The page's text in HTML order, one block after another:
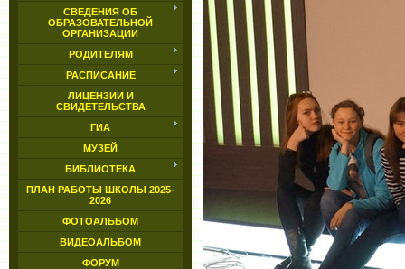
СВЕДЕНИЯ ОБ
ОБРАЗОВАТЕЛЬНОЙ
ОРГАНИЗАЦИИ
РОДИТЕЛЯМ
РАСПИСАНИЕ
ЛИЦЕНЗИИ И
СВИДЕТЕЛЬСТВА
ГИА
МУЗЕЙ
БИБЛИОТЕКА
ПЛАН РАБОТЫ ШКОЛЫ 2025-
2026
ФОТОАЛЬБОМ
ВИДЕОАЛЬБОМ
ФОРУМ